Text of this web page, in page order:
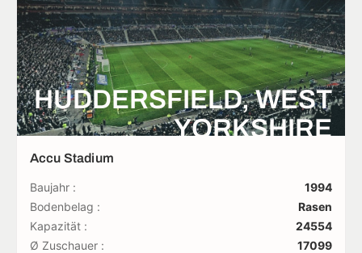
HUDDERSFIELD, WEST
YORKSHIRE
Accu Stadium
Baujahr :
1994
Bodenbelag :
Rasen
Kapazität :
24554
Ø Zuschauer :
17099